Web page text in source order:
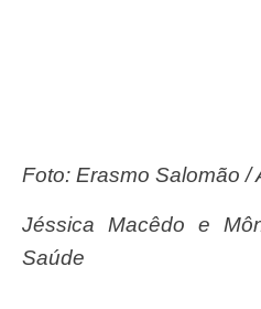
Foto: Erasmo Salomão
Jéssica Macêdo e Mônica Plaza / Blog da
Saúde